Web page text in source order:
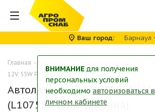
Ваш город Барнаул
Главная -
12V 55W PX26D (L10755) "Lynx" (Япония)
Автолампа H7 12V 55W PX26D
(L10755) "Lynx" (Япония)
ВНИМАНИЕ для получения
персональных условий
необходимо авторизоваться в
личном кабинете